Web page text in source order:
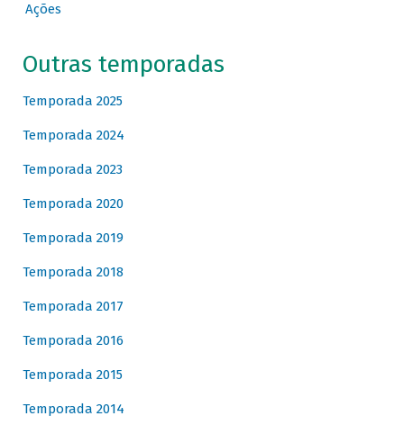
Ações
Outras temporadas
Temporada 2025
Temporada 2024
Temporada 2023
Temporada 2020
Temporada 2019
Temporada 2018
Temporada 2017
Temporada 2016
Temporada 2015
Temporada 2014